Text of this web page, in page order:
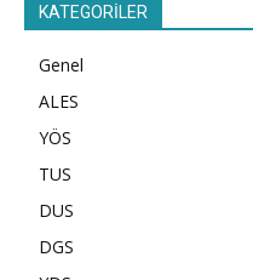
KATEGORİLER
Genel
ALES
YÖS
TUS
DUS
DGS